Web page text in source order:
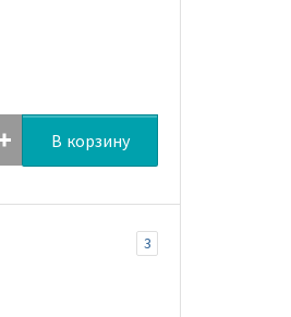
В корзину
3